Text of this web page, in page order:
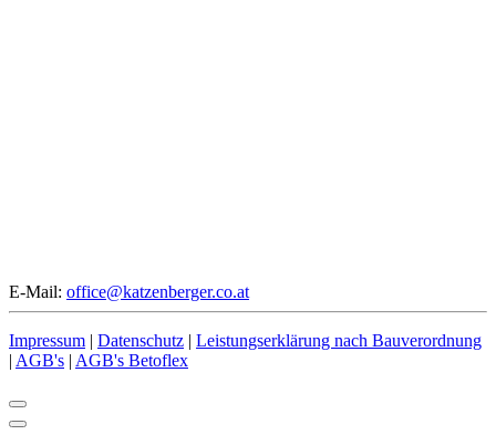
E-Mail: office@katzenberger.co.at
Impressum | Datenschutz | Leistungserklärung nach Bauverordnung
| AGB's | AGB's Betoflex